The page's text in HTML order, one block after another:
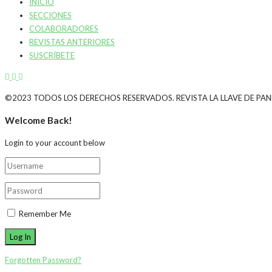
SECCIONES
COLABORADORES
REVISTAS ANTERIORES
SUSCRÍBETE
©2023 TODOS LOS DERECHOS RESERVADOS. REVISTA LA LLAVE DE
Welcome Back!
Login to your account below
Remember Me
Forgotten Password?